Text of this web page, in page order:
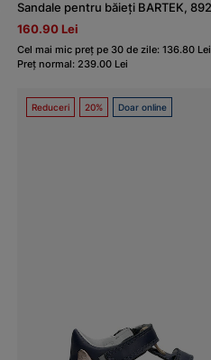
160.90 Lei
Cel mai mic preț pe 30 de zile: 136.80 Lei
Preț normal: 239.00 Lei
Reduceri 20% Doar online